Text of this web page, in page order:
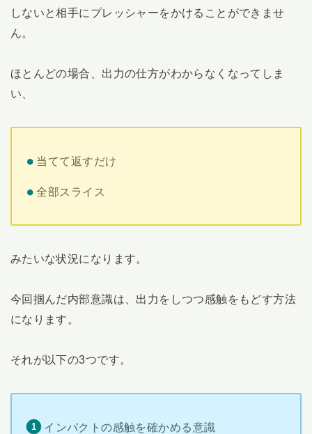
しないと相手にプレッシャーをかけることができませ
ん。
ほとんどの場合、出力の仕方がわからなくなってしま
い、
当てて返すだけ
全部スライス
みたいな状況になります。
今回掴んだ内部意識は、出力をしつつ感触をもどす方法
になります。
それが以下の3つです。
インパクトの感触を確かめる意識